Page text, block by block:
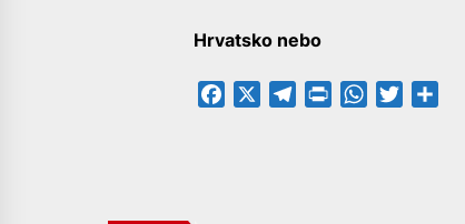
Hrvatsko nebo
FacebookTelegramPrintFriendly
WhatsApp
Twitter